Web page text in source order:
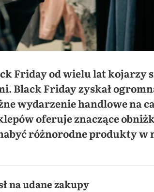
Friday od wielu lat kojarzy
Black Friday zyskał
wydarzenie handlowe na
oferuje znaczące
różnorodne produkty
na udane zakupy